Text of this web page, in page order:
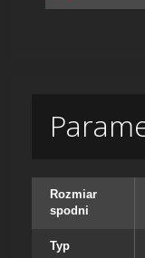
Rozmiar
spodni
Typ